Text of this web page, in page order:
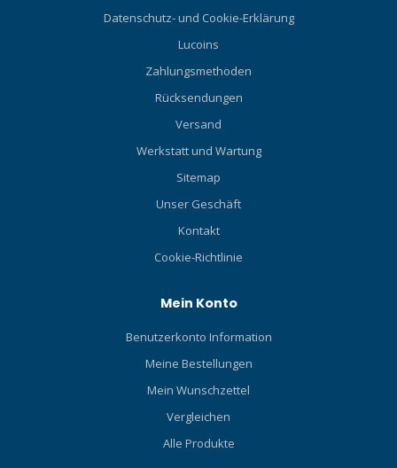
Datenschutz- und Cookie-Erklärung
Lucoins
Zahlungsmethoden
Rücksendungen
Versand
Werkstatt und Wartung
Sitemap
Unser Geschäft
Kontakt
Cookie-Richtlinie
Mein Konto
Benutzerkonto Information
Meine Bestellungen
Mein Wunschzettel
Vergleichen
Alle Produkte